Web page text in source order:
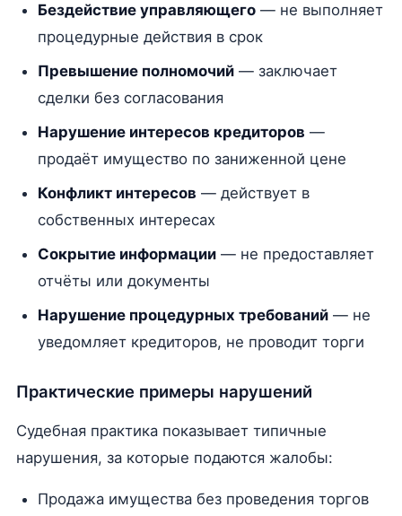
Бездействие управляющего— не выполняет
процедурные действия в срок
Превышение полномочий— заключает
сделки без согласования
Нарушение интересов кредиторов —
продаёт имущество по заниженной цене
Конфликт интересов — действует в
собственных интересах
Сокрытие информации— не предоставляет
отчёты или документы
Нарушение процедурных требований— не
уведомляет кредиторов, не проводит торги
Практические примеры нарушений
Судебная практика показывает типичные
нарушения, за которые подаются жалобы:
Продажа имущества без проведения торгов